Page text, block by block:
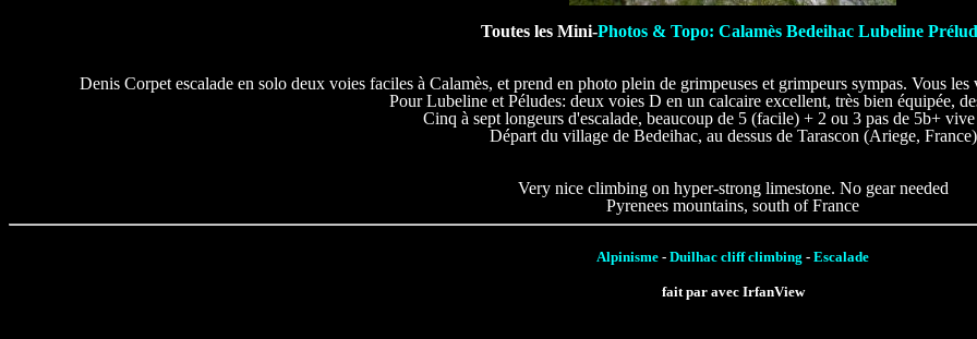
Toutes les Mini-Photos & Topo: Calamès Bedeihac Lubeline
Denis Corpet escalade en solo deux voies faciles à Calamès, et prend en photo plein de grimpeuses et grimpeurs sympas. Vous
Pour Lubeline et Péludes: deux voies D en un calcaire excellent, très bien équipée,
Cinq à sept longeurs d'escalade, beaucoup de 5 (facile) + 2 ou 3 pas de 5b+
Départ du village de Bedeihac, au dessus de Tarascon (Ariege, France)
Very nice climbing on hyper-strong limestone. No gear needed
Pyrenees mountains, south of France
Alpinisme - Duilhac cliff climbing - Escalade
fait par avec IrfanView